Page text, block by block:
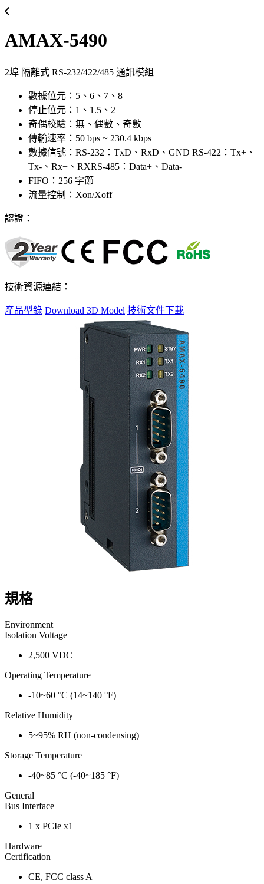
AMAX-5490
2埠 隔離式 RS-232/422/485 通訊模組
數據位元：5、6、7、8
停止位元：1、1.5、2
奇偶校驗：無、偶數、奇數
傳輸速率：50 bps ~ 230.4 kbps
數據信號：RS-232：TxD、RxD、GND RS-422：Tx+、
Tx-、Rx+、RXRS-485：Data+、Data-
FIFO：256 字節
流量控制：Xon/Xoff
認證：
技術資源連結：
產品型錄 Download 3D Model 技術文件下載
規格
Environment
Isolation Voltage
2,500 VDC
Operating Temperature
-10~60 °C (14~140 °F)
Relative Humidity
5~95% RH (non-condensing)
Storage Temperature
-40~85 °C (-40~185 °F)
General
Bus Interface
1 x PCIe x1
Hardware
Certification
CE, FCC class A